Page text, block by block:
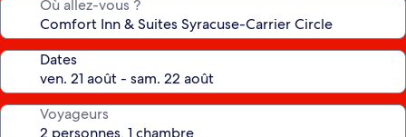
Où allez-vous ?
Dates
Voyageurs